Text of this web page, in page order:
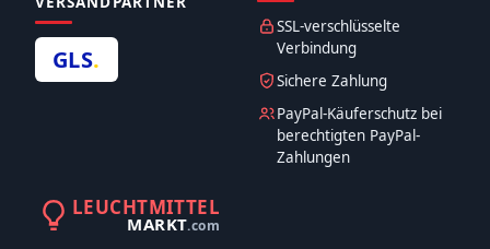
GLS.
SSL-verschlüsselte
Verbindung
Sichere Zahlung
PayPal-Käuferschutz bei
berechtigten PayPal-
Zahlungen
LEUCHTMITTEL
MARKT.com